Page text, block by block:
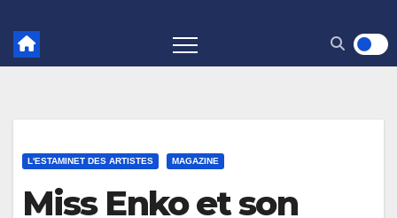
L'ESTAMINET DES ARTISTES MAGAZINE
Miss Enko et son